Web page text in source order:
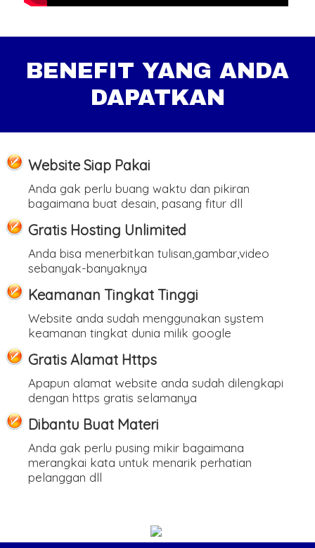
BENEFIT YANG ANDA
DAPATKAN
Website Siap Pakai
Anda gak perlu buang waktu dan pikiran
bagaimana buat desain, pasang fitur dll
Gratis Hosting Unlimited
Anda bisa menerbitkan tulisan,gambar,video
sebanyak-banyaknya
Keamanan Tingkat Tinggi
Website anda sudah menggunakan system
keamanan tingkat dunia milik google
Gratis Alamat Https
Apapun alamat website anda sudah dilengkapi
dengan https gratis selamanya
Dibantu Buat Materi
Anda gak perlu pusing mikir bagaimana
merangkai kata untuk menarik perhatian
pelanggan dll